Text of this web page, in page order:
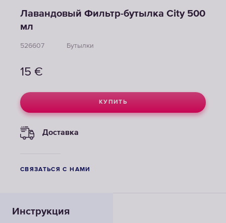
Лавандовый Фильтр-бутылка City 500
мл
526607 Бутылки
15 €
КУПИТЬ
Доставка
СВЯЗАТЬСЯ С НАМИ
Инструкция